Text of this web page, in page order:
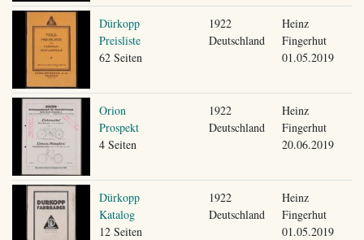
Dürkopp
Preisliste
62 Seiten
1922
Deutschland
Heinz
Fingerhut
01.05.2019
Orion
Prospekt
4 Seiten
1922
Deutschland
Heinz
Fingerhut
20.06.2019
Dürkopp
Katalog
12 Seiten
1922
Deutschland
Heinz
Fingerhut
01.05.2019